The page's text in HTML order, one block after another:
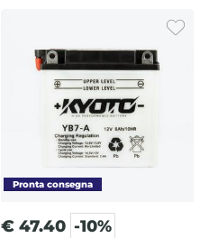
€ 47.40 -10%